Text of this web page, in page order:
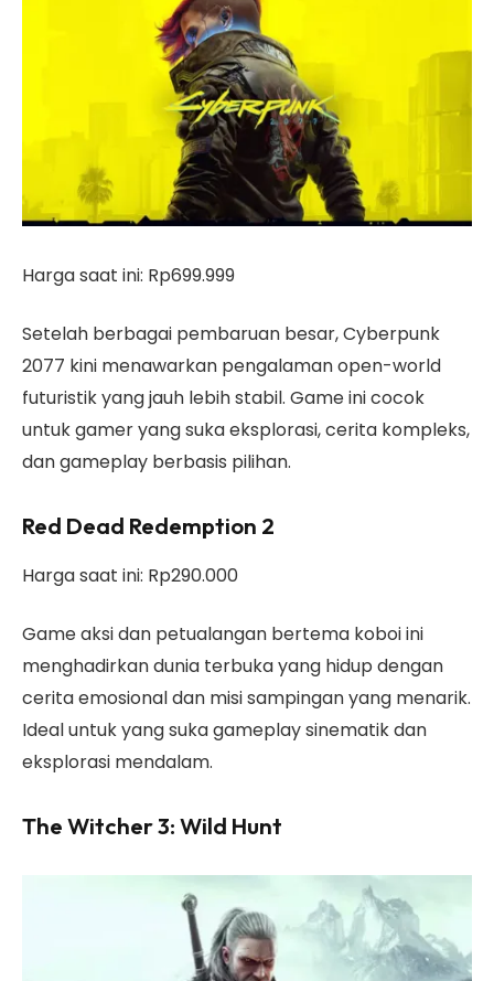
Harga saat ini: Rp699.999
Setelah berbagai pembaruan besar, Cyberpunk
2077 kini menawarkan pengalaman open-world
futuristik yang jauh lebih stabil. Game ini cocok
untuk gamer yang suka eksplorasi, cerita kompleks,
dan gameplay berbasis pilihan.
Red Dead Redemption 2
Harga saat ini: Rp290.000
Game aksi dan petualangan bertema koboi ini
menghadirkan dunia terbuka yang hidup dengan
cerita emosional dan misi sampingan yang menarik.
Ideal untuk yang suka gameplay sinematik dan
eksplorasi mendalam.
The Witcher 3: Wild Hunt